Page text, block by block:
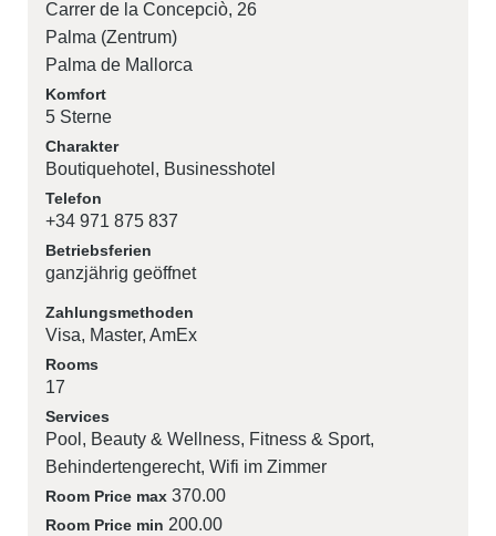
Carrer de la Concepciò, 26
Palma (Zentrum)
Palma de Mallorca
Komfort
5 Sterne
Charakter
Boutiquehotel Businesshotel
Telefon
+34 971 875 837
Betriebsferien
ganzjährig geöffnet
Zahlungsmethoden
Visa Master AmEx
Rooms
17
Services
Pool Beauty & Wellness Fitness & Sport
Behindertengerecht Wifi im Zimmer
Room Price max 370.00
Room Price min 200.00